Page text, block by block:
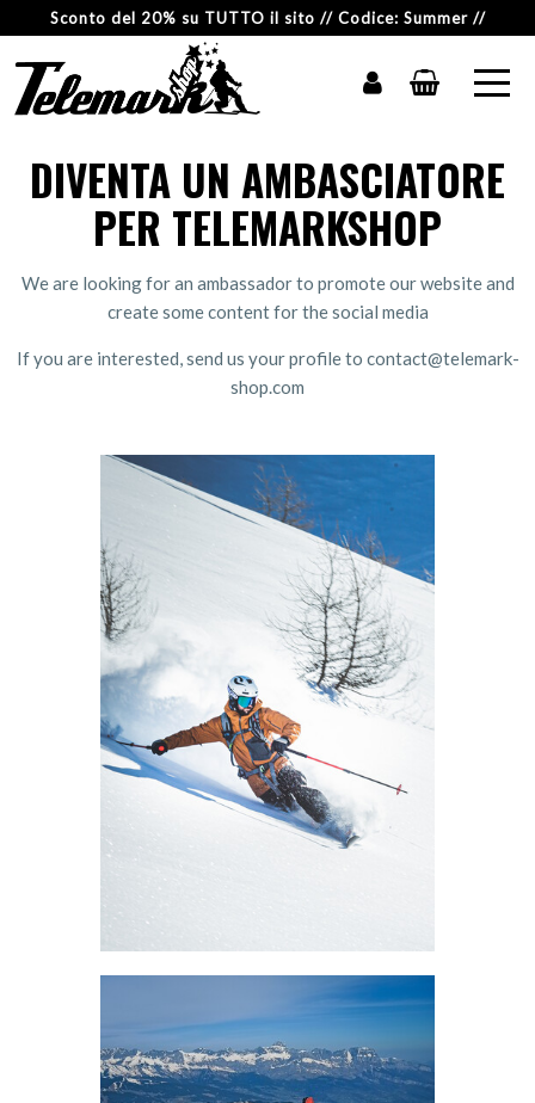
Sconto del 20% su TUTTO il sito // Codice: Summer //
DIVENTA UN AMBASCIATORE
PER TELEMARKSHOP
We are looking for an ambassador to promote our website and
create some content for the social media
If you are interested, send us your profile to contact@telemark-
shop.com